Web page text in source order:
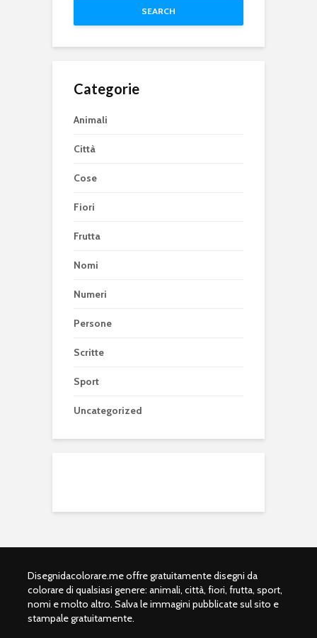
SEARCH
Categorie
Animali
Città
Cose
Fiori
Frutta
Nomi
Numeri
Persone
Scritte
Sport
Uncategorized
Disegnidacolorare.me offre gratuitamente disegni da
colorare di qualsiasi genere: animali, città, fiori, frutta, sport,
nomi e molto altro. Salva le immagini pubblicate sul sito e
stampale gratuitamente.